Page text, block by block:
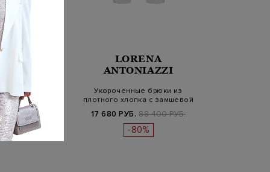
MANKIND
клеш из
Heritage
19 100 РУБ.
LORENA
ANTONIAZZI
Укороченные брюки из
плотного хлопка с замшевой
нашивк…
17 680 РУБ. 88 400 РУБ.
-80%